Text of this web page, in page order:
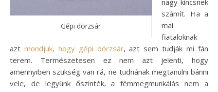
Gépi dörzsár
számít. Ha a
mai
fiataloknak
azt mondjuk, hogy gépi dörzsár, azt sem tudják mi fán
terem. Természetesen ez nem azt jelenti, hogy
amennyiben szükség van rá, ne tudnának megtanulni bánni
vele, de legyünk őszinték, a fémmegmunkálás nem a